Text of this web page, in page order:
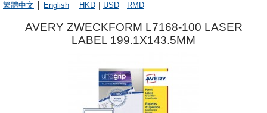
繁體中文
English HKD ｜ USD ｜ RMD
AVERY ZWECKFORM L7168-100 LASER
LABEL 199.1X143.5MM